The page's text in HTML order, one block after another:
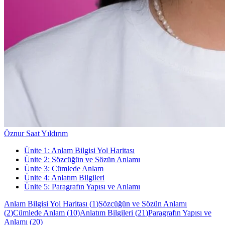
Öznur Saat Yıldırım
Ünite 1 : Anlam Bilgisi Yol Haritası
Ünite 2: Sözcüğün ve Sözün Anlamı
Ünite 3: Cümlede Anlam
Ünite 4: Anlatım Bilgileri
Ünite 5: Paragrafın Yapısı ve Anlamı
Anlam Bilgisi Yol Haritası (1)Sözcüğün ve Sözün Anlamı
(2)Cümlede Anlam (10)Anlatım Bilgileri (21)Paragrafın Yapısı ve
Anlamı (20)